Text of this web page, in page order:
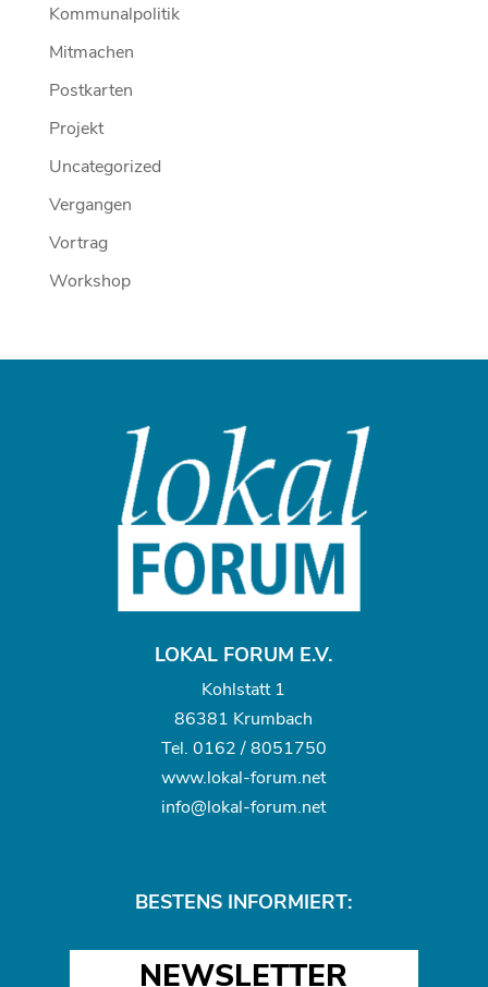
Kommunalpolitik
Mitmachen
Postkarten
Projekt
Uncategorized
Vergangen
Vortrag
Workshop
LOKAL FORUM E.V.
Kohlstatt 1
86381 Krumbach
Tel. 0162 / 8051750
www.lokal-forum.net
info@lokal-forum.net
BESTENS INFORMIERT:
NEWSLETTER